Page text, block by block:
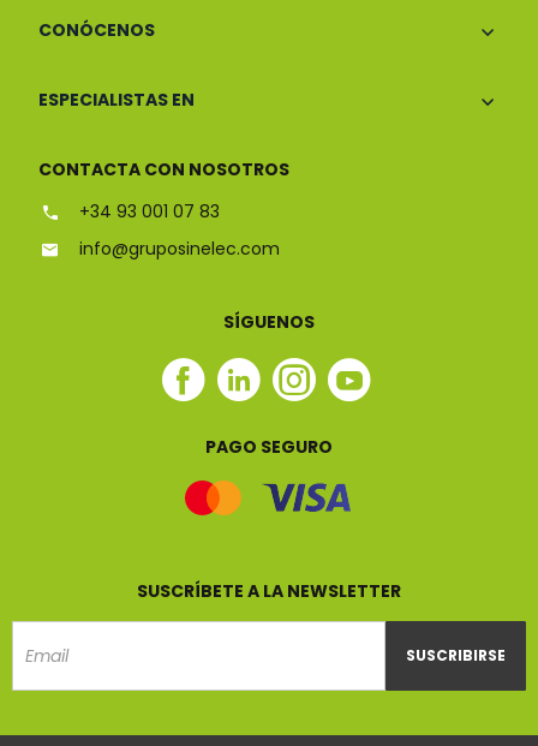
CONÓCENOS
ESPECIALISTAS EN
CONTACTA CON NOSOTROS
+34 93 001 07 83
info@gruposinelec.com
SÍGUENOS
Facebook
Linkedin
Instagram
Youtube
PAGO SEGURO
SUSCRÍBETE A LA NEWSLETTER
SUSCRIBIRSE